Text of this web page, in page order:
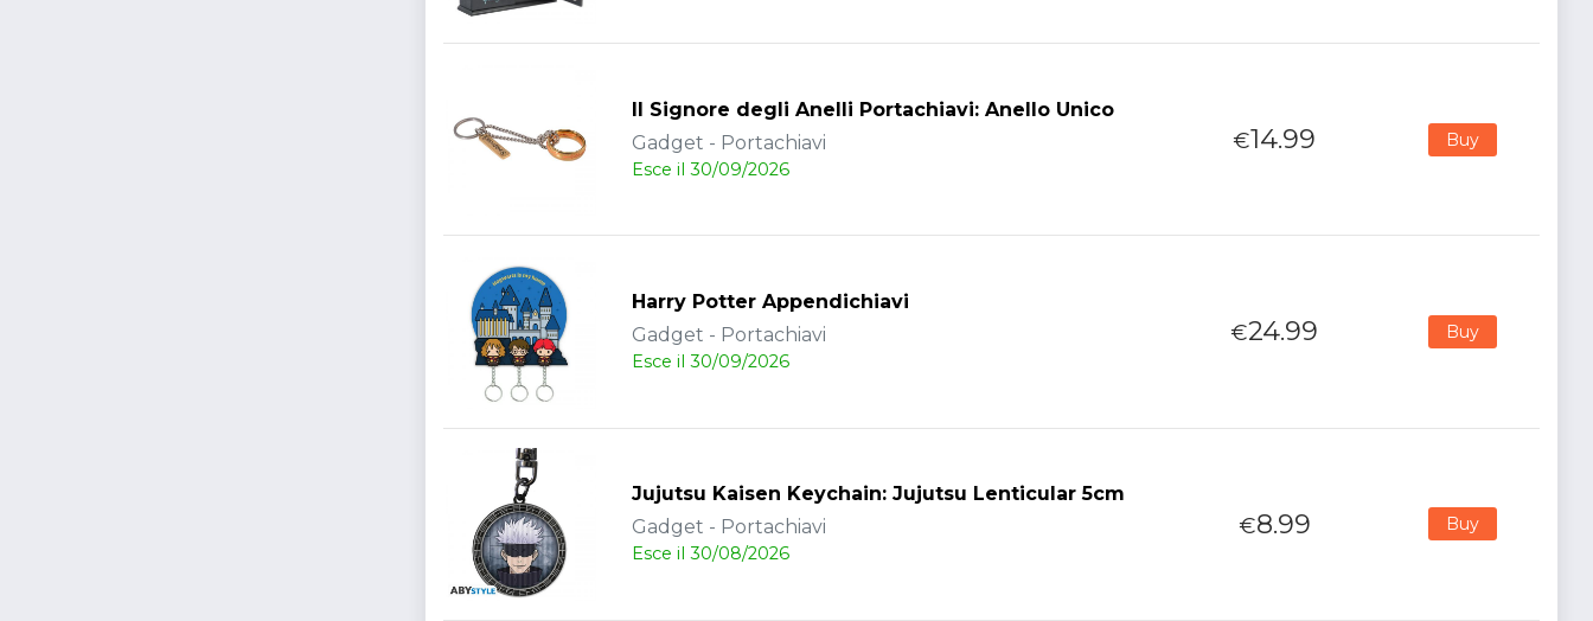
Il Signore degli Anelli Portachiavi: Anello Unico
Gadget - Portachiavi
Esce il 30/09/2026
€14.99 Buy
Harry Potter Appendichiavi
Gadget - Portachiavi
Esce il 30/09/2026
€24.99 Buy
Jujutsu Kaisen Keychain: Jujutsu Lenticular 5cm
Gadget - Portachiavi
Esce il 30/08/2026
€8.99 Buy